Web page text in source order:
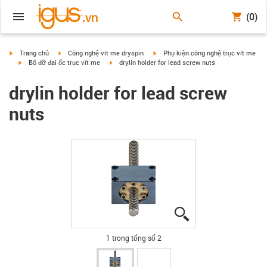
(0)
igus-icon-arrow-right
Trang chủ igus-icon-arrow-right
Công nghệ vít me dryspin igus-icon-arrow-right
Phụ kiện công nghệ trục vít me
igus-icon-arrow-right
Bộ đỡ đai ốc trục vít me igus-icon-arrow-right
drylin holder for lead screw nuts
drylin holder for lead screw
nuts
1 trong tổng số 2